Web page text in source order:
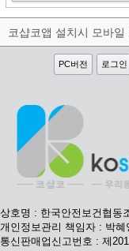
PC버전 로그인
상호명 : 한국안전보건협동
개인정보관리 책임자 : 박
통신판매업신고번호 : 제